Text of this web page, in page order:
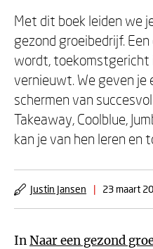
Met dit boek leiden we
gezond groeibedrijf.
wordt, toekomstgericht
vernieuwt. We geven je
schermen van
Takeaway, Coolblue,
kan je van hen leren en
Justin Jansen | 23 maart
InNaar een gezond